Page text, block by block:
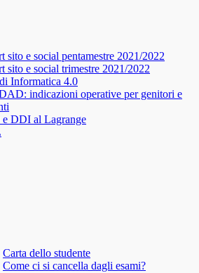
sito e social pentamestre 2021/2022
sito e social trimestre 2021/2022
Informatica 4.0
indicazioni operative per genitori e
DDI al Lagrange
Carta dello studente
Come ci si cancella dagli esami?